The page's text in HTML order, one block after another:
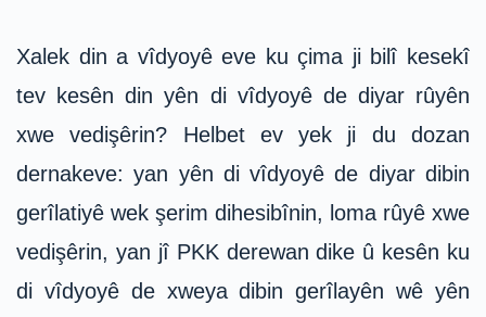
Xalek din a vîdyoyê eve ku çima ji bilî kesekî
tev kesên din yên di vîdyoyê de diyar rûyên
xwe vedişêrin? Helbet ev yek ji du dozan
dernakeve: yan yên di vîdyoyê de diyar dibin
gerîlatiyê wek şerim dihesibînin, loma rûyê xwe
vedişêrin, yan jî PKK derewan dike û kesên ku
di vîdyoyê de xweya dibin gerîlayên wê yên